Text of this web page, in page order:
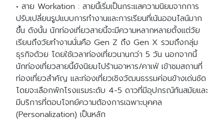
• สาย Workation : สายนี้เริ่มเป็นกระแสความนิยมจากการ
ปรับเปลี่ยนรูปแบบการทำงานและการเรียนที่เน้นออนไลน์มาก
ขึ้น ดังนั้น นักท่องเที่ยวสายนี้จะมีความหลากหลายตั้งแต่วัย
เรียนถึงวัยทำงานนั่นคือ Gen Z ถึง Gen X รวมถึงกลุ่ม
ธุรกิจด้วย โดยใช้เวลาท่องเที่ยวนานกว่า 5 วัน นอกจากนี้
นักท่องเที่ยวสายนี้ยังนิยมไปร้านอาหาร/คาเฟ่ เข้าชมสถานที่
ท่องเที่ยวสำคัญ และท่องเที่ยวเชิงวัฒนธรรมค่อนข้างเด่นชัด
โดยจะเลือกพักโรงแรมระดับ 4-5 ดาวที่มีอุปกรณ์ทันสมัยและ
มีบริการที่ตอบโจทย์ความต้องการเฉพาะบุคคล
(Personalization) เป็นหลัก